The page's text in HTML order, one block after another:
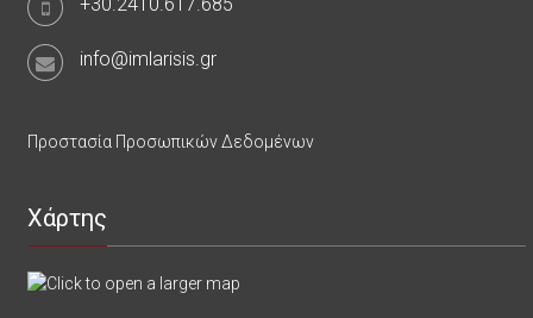
+30.2410.617.685
info@imlarisis.gr
Προστασία Προσωπικών Δεδομένων
Χάρτης